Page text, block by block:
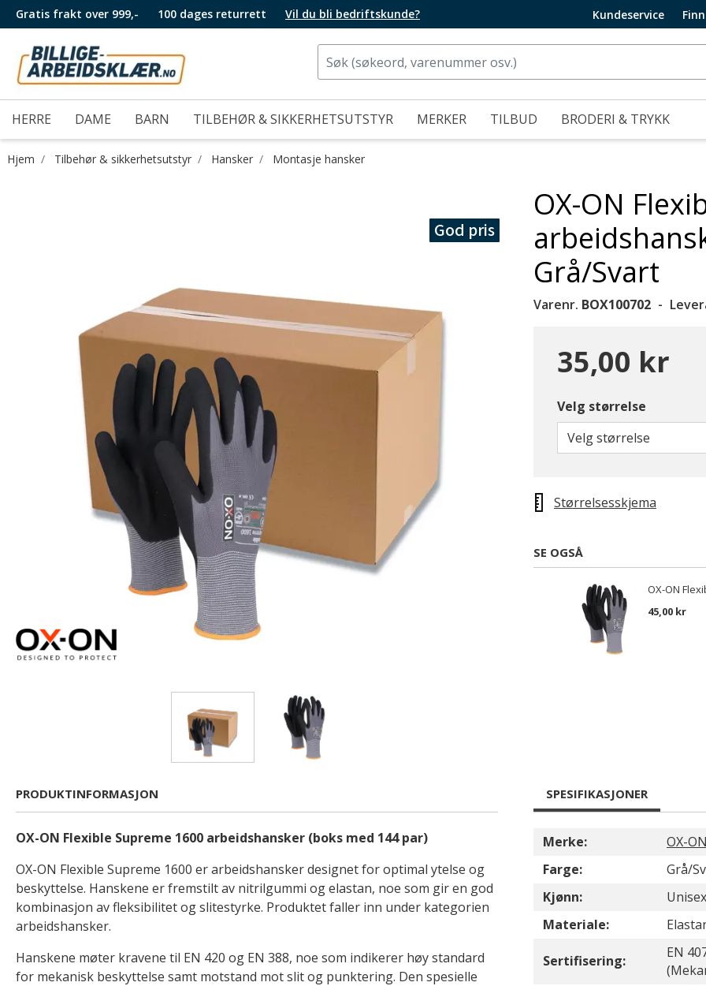
Gratis frakt over 999,- 100 dages returrett Vil du bli bedriftskunde? Kundeservice
HERRE DAME BARN TILBEHØR & SIKKERHETSUTSTYR MERKER TILBUD BRODERI & TRYKK
Hjem Tilbehør & sikkerhetsutstyr Hansker Montasje hansker
God pris
OX-ON
Grå/Svart
Varenr. BOX100702
35,00 kr
Velg størrelse
Velg størrelse
Størrelsesskjema
SE OGSÅ
OX-ON
45,00 kr
PRODUKTINFORMASJON
OX-ON Flexible Supreme 1600 arbeidshansker (boks med 144 par)
OX-ON Flexible Supreme 1600 er arbeidshansker designet for optimal ytelse og
beskyttelse. Hanskene er fremstilt av nitrilgummi og elastan, noe som gir en god
kombinasjon av fleksibilitet og slitestyrke. Produktet faller inn under kategorien
arbeidshansker.
Hanskene møter kravene til EN 420 og EN 388, noe som indikerer høy standard
for mekanisk beskyttelse samt motstand mot slit og punktering. Den spesielle
SPESIFIKASJONER
Merke:
OX-ON
Farge:
Grå/
Kjønn:
Unisex
Materiale:
Sertifisering:
EN